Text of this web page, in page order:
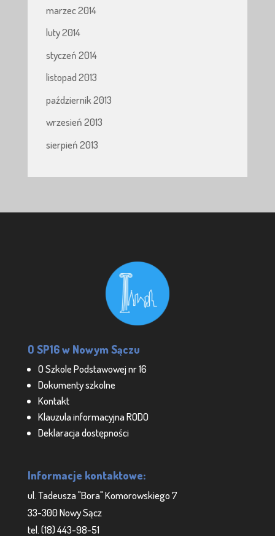
marzec 2014
luty 2014
styczeń 2014
listopad 2013
październik 2013
wrzesień 2013
sierpień 2013
O SP16 w Nowym Sączu
O Szkole Podstawowej nr 16
Dokumenty szkolne
Kontakt
Klauzula informacyjna RODO
Deklaracja dostępności
Informacje kontaktowe:
ul. Tadeusza "Bora" Komorowskiego 7
33-300 Nowy Sącz
tel. (18) 443-98-51